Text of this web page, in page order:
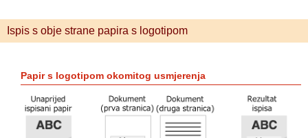
Ispis s obje strane papira s logotipom
Papir s logotipom okomitog usmjerenja